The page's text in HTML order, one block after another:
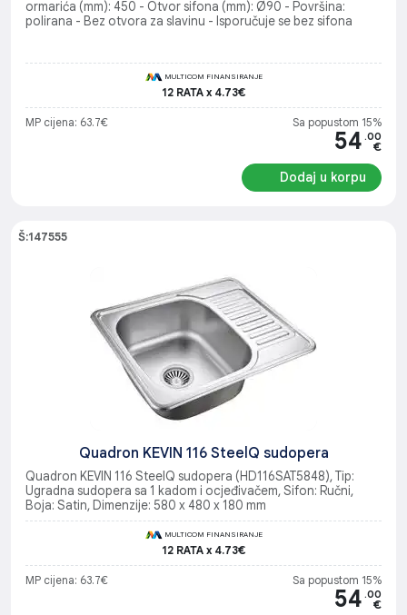
ormarića (mm): 450 - Otvor sifona (mm): Ø90 - Površina:
polirana - Bez otvora za slavinu - Isporučuje se bez sifona
MULTICOM FINANSIRANJE
12 RATA x 4.73€
MP cijena: 63.7€ Sa popustom 15%
54 .00
€
Dodaj u korpu
Š:147555
Quadron KEVIN 116 SteelQ sudopera
Quadron KEVIN 116 SteelQ sudopera (HD116SAT5848), Tip:
Ugradna sudopera sa 1 kadom i ocjeđivačem, Sifon: Ručni,
Boja: Satin, Dimenzije: 580 x 480 x 180 mm
MULTICOM FINANSIRANJE
12 RATA x 4.73€
MP cijena: 63.7€ Sa popustom 15%
54 .00
€